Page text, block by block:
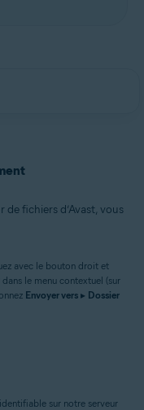
de fichiers d’Avast, vous
avec le bouton droit et
dans le menu contextuel (sur
Envoyer vers ▸ Dossier
sur notre serveur